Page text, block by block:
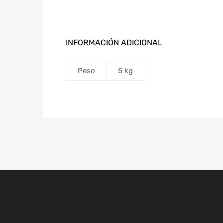
INFORMACIÓN ADICIONAL
Peso 5 kg